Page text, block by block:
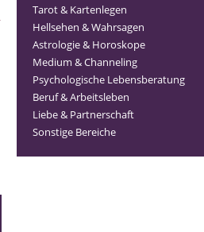
Tarot & Kartenlegen
Hellsehen & Wahrsagen
Astrologie & Horoskope
Medium & Channeling
Psychologische Lebensberatung
Beruf & Arbeitsleben
Liebe & Partnerschaft
Sonstige Bereiche